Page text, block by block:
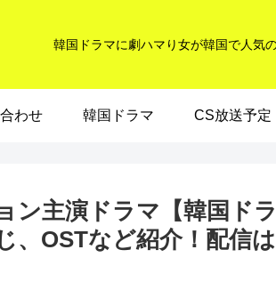
韓国ドラマに劇ハマり女が韓国で人気
わせ 韓国ドラマ CS放送予定
ン主演ドラマ【韓国ド
、OSTなど紹介！配信